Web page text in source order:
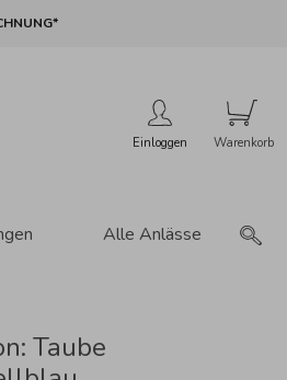
Einloggen
Alle Anlässe
Taube